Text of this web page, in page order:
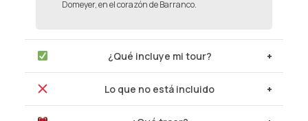
Domeyer, en el corazón de Barranco.
¿Qué incluye mi tour?
Lo que no está incluido